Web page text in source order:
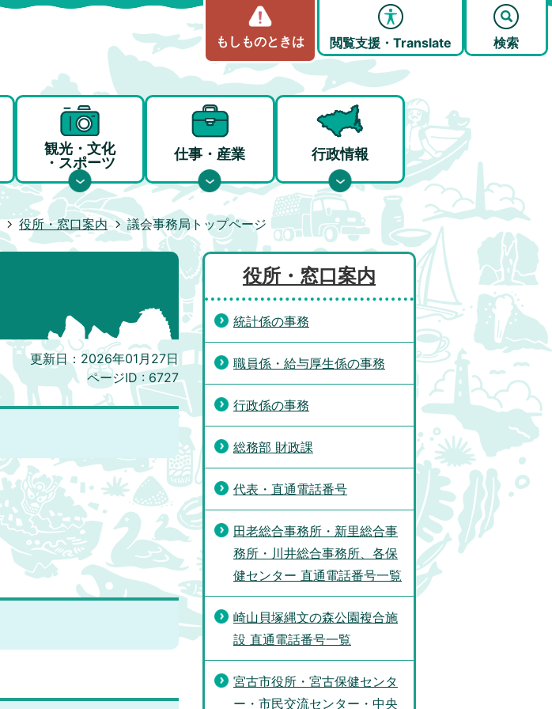
もしものときは 閲覧支援・Translate 検索
観光・文化
・スポーツ
仕事・産業 行政情報
役所・窓口案内 議会事務局トップページ
更新日：2026年01月27日
ページID : 6727
役所・窓口案内
統計係の事務
職員係・給与厚生係の事務
行政係の事務
総務部 財政課
代表・直通電話番号
田老総合事務所・新里総合事
務所・川井総合事務所、各保
健センター 直通電話番号一覧
崎山貝塚縄文の森公園複合施
設 直通電話番号一覧
宮古市役所・宮古保健センタ
ー・市民交流センター・中央